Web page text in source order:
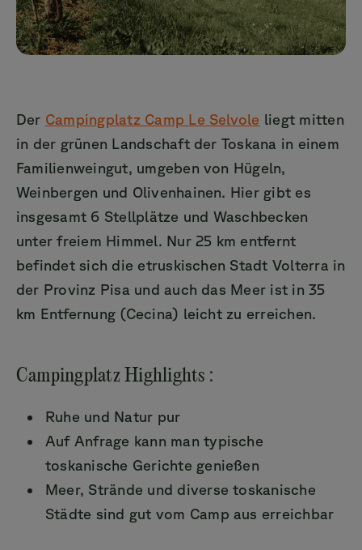
Der Campingplatz Camp Le Selvole liegt mitten
in der grünen Landschaft der Toskana in einem
Familienweingut, umgeben von Hügeln,
Weinbergen und Olivenhainen. Hier gibt es
insgesamt 6 Stellplätze und Waschbecken
unter freiem Himmel. Nur 25 km entfernt
befindet sich die etruskischen Stadt Volterra in
der Provinz Pisa und auch das Meer ist in 35
km Entfernung (Cecina) leicht zu erreichen.
Campingplatz Highlights :
Ruhe und Natur pur
Auf Anfrage kann man typische
toskanische Gerichte genießen
Meer, Strände und diverse toskanische
Städte sind gut vom Camp aus erreichbar